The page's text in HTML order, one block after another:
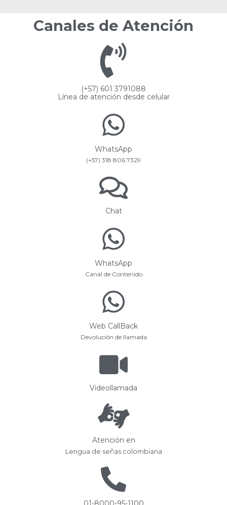
Canales de Atención
(+57) 601 3791088
Línea de atención desde celular
WhatsApp
(+57) 318 806 7329
Chat
WhatsApp
Canal de Contenido
Web CallBack
Devolución de llamada
Videollamada
Atención en
Lengua de señas colombiana